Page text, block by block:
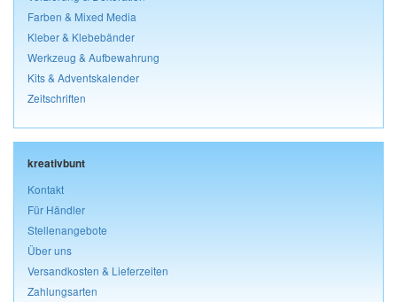
Farben & Mixed Media
Kleber & Klebebänder
Werkzeug & Aufbewahrung
Kits & Adventskalender
Zeitschriften
kreativbunt
Kontakt
Für Händler
Stellenangebote
Über uns
Versandkosten & Lieferzeiten
Zahlungsarten